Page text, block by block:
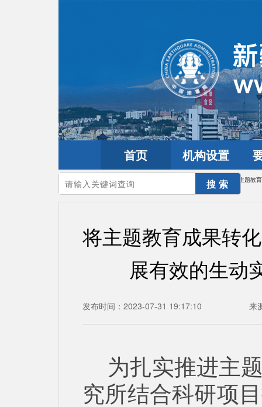
首页 机构设置
您的当前位置：首页>学习贯彻习近平新时代中国特色社会主义思想主题教育
将主题教育成果转
展有效的生动
发布时间：2023-07-31 19:17:10 来
为扎实推进主
究所结合科研项